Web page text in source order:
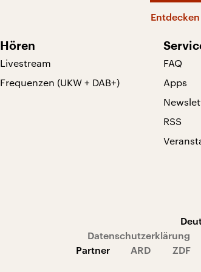
Hören
Livestream
Frequenzen (UKW + DAB+)
FAQ
Apps
RSS
Datenschutzerklärung
Partner
ARD ZDF